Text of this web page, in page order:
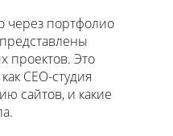
через портфолио
Это
СЕО-студия
сайтов, и какие